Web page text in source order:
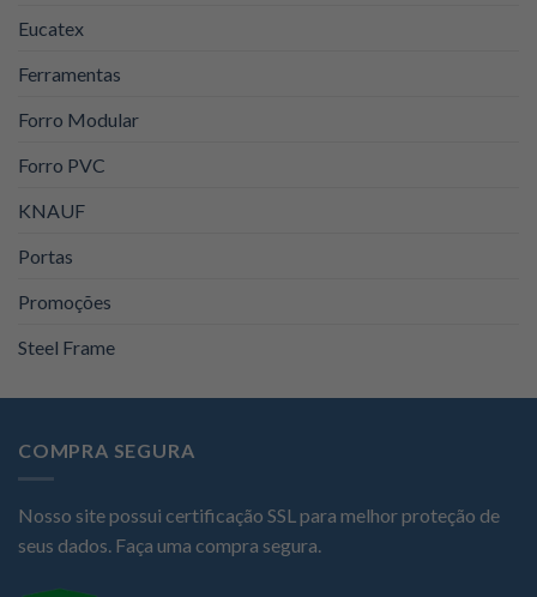
Eucatex
Ferramentas
Forro Modular
Forro PVC
KNAUF
Portas
Promoções
Steel Frame
COMPRA SEGURA
Nosso site possui certificação SSL para melhor proteção de
seus dados. Faça uma compra segura.